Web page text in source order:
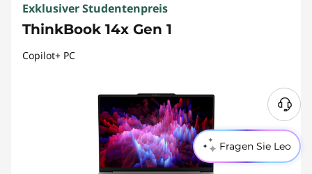
Fragen Sie Leo
Exklusiver Studentenpreis
ThinkBook 14x Gen 1
Copilot+ PC